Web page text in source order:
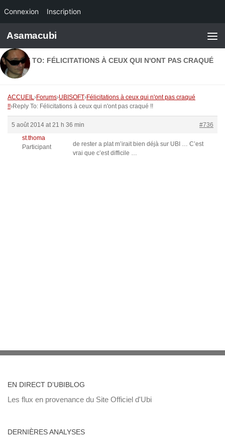
Connexion Inscription
Skip to content
Asamacubi
REPLY TO: FÉLICITATIONS À CEUX QUI N'ONT PAS CRAQUÉ
!!
ACCUEIL›Forums›UBISOFT›Félicitations à ceux qui n'ont pas craqué
!!›Reply To: Félicitations à ceux qui n'ont pas craqué !!
5 août 2014 at 21 h 36 min
#736
st.thoma
Participant
de rester a plat m’irait bien déjà sur UBI … C’est
vrai que c’est difficile …
EN DIRECT D’UBIBLOG
Les flux en provenance du Site Officiel d'Ubi
DERNIÈRES ANALYSES